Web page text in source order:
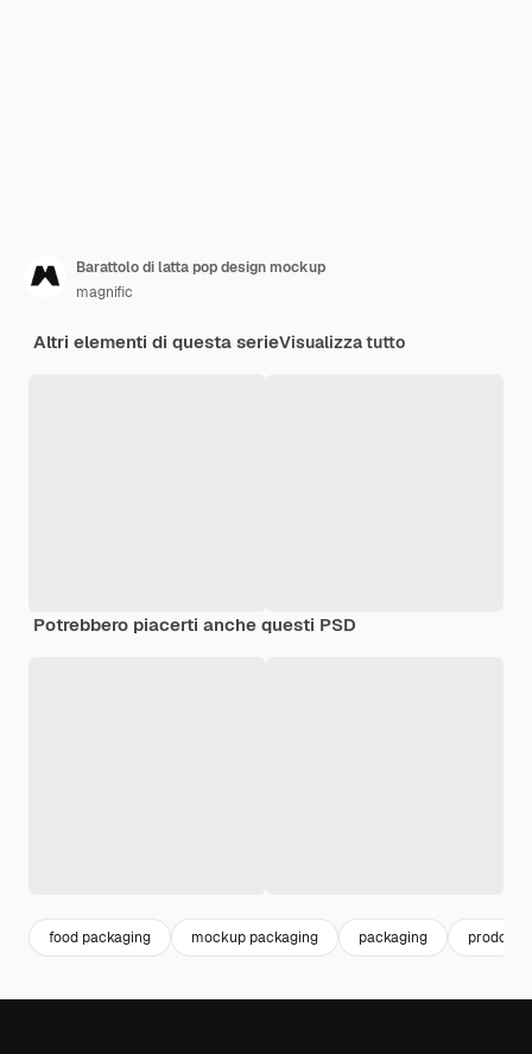
Barattolo di latta pop design mockup
magnific
Altri elementi di questa serieVisualizza tutto
Potrebbero piacerti anche questi PSD
food packaging mockup packaging packaging prodotti